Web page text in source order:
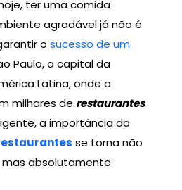
ter uma comida
agradável já não é
o sucesso de um
Paulo, a capital da
Latina, onde a
milhares de restaurantes
a importância do
se torna não
absolutamente